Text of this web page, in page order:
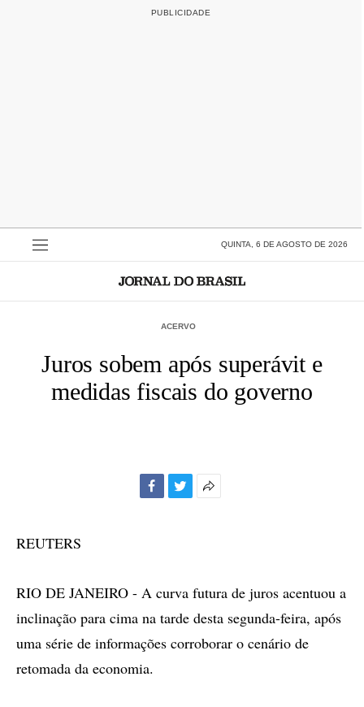
QUINTA, 6 DE AGOSTO DE 2026
ACERVO
Juros sobem após superávit e
medidas fiscais do governo
REUTERS
RIO DE JANEIRO - A curva futura de juros acentuou a
inclinação para cima na tarde desta segunda-feira, após
uma série de informações corroborar o cenário de
retomada da economia.